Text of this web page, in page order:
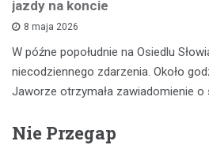
jazdy na koncie
8 maja 2026
W późne popołudnie na Osiedlu
niecodziennego zdarzenia. Około
Jaworze otrzymała zawiadomienie o
Nie Przegap